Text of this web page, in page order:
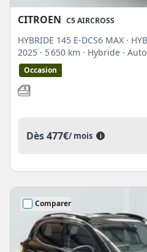
CITROEN C5 AIRCROSS
HYBRIDE 145 E-DCS6 MAX ·
2025 · 5 650 km · Hybride ·
Occasion
Dès477€/ mois i
Comparer